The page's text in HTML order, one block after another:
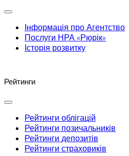
Інформація про Агентство
Послуги НРА «Рюрік»
Історія розвитку
Рейтинги
Рейтинги облігацій
Рейтинги позичальників
Рейтинги депозитів
Рейтинги страховиків